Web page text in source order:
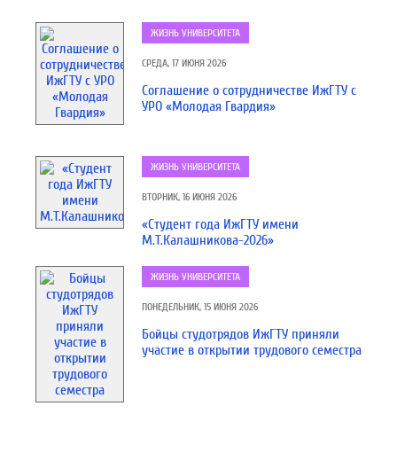
ЖИЗНЬ УНИВЕРСИТЕТА
СРЕДА, 17 ИЮНЯ 2026
Соглашение о сотрудничестве ИжГТУ с
УРО «Молодая Гвардия»
ЖИЗНЬ УНИВЕРСИТЕТА
ВТОРНИК, 16 ИЮНЯ 2026
«Студент года ИжГТУ имени
М.Т.Калашникова-2026»
ЖИЗНЬ УНИВЕРСИТЕТА
ПОНЕДЕЛЬНИК, 15 ИЮНЯ 2026
Бойцы студотрядов ИжГТУ приняли
участие в открытии трудового семестра